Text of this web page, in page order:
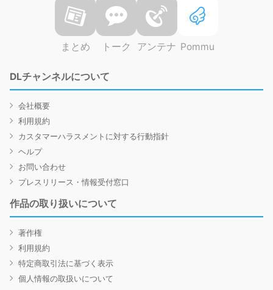
まとめ トーク アンテナ Pommu
DLチャンネルについて
会社概要
利用規約
カスタマーハラスメントに対する行動指針
ヘルプ
お問い合わせ
プレスリリース・情報受付窓口
作品の取り扱いについて
著作権
利用規約
特定商取引法に基づく表示
個人情報の取扱いについて